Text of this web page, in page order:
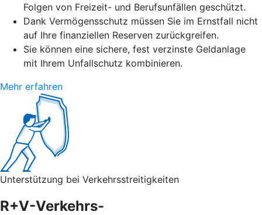
Folgen von Freizeit- und Berufsunfällen geschützt.
Dank Vermögensschutz müssen Sie im Ernstfall nicht
auf Ihre finanziellen Reserven zurückgreifen.
Sie können eine sichere, fest verzinste Geldanlage
mit Ihrem Unfallschutz kombinieren.
Mehr erfahren
Unterstützung bei Verkehrsstreitigkeiten
R+V-Verkehrs-